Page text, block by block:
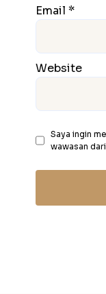
Email *
Website
Saya ingin
wawasan dari